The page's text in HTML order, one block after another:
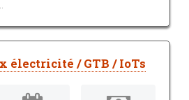
électricité / GTB / IoTs